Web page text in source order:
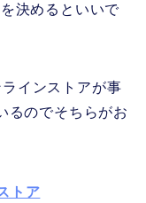
決めるといいで
インストアが事
るのでそちらがお
トア